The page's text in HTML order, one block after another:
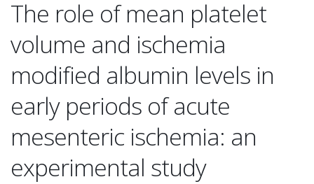
The role of mean platelet
volume and ischemia
modified albumin levels in
early periods of acute
mesenteric ischemia: an
experimental study